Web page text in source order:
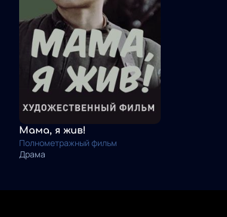
Мама, я жив!
Полнометражный фильм
Драма